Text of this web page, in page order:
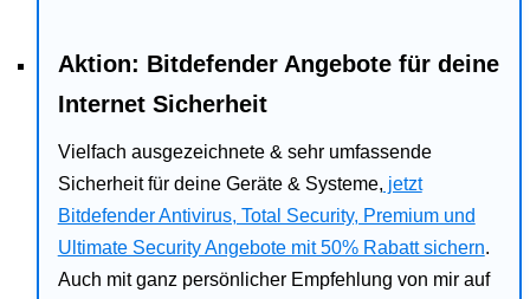
Aktion: Bitdefender Angebote für deine
Internet Sicherheit
Vielfach ausgezeichnete & sehr umfassende
Sicherheit für deine Geräte & Systeme, jetzt
Bitdefender Antivirus, Total Security, Premium und
Ultimate Security Angebote mit 50% Rabatt sichern.
Auch mit ganz persönlicher Empfehlung von mir auf